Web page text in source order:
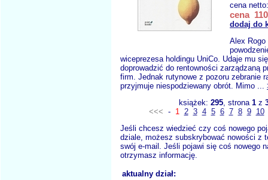
cena
cena
dodaj do
Alex Rogo
wiceprezesa holdingu UniCo. Udaje mu
doprowadzić do rentowności zarządzaną
firm. Jednak rutynowe z pozoru zebranie
przyjmuje niespodziewany obrót. Mimo ...
książek: 295, strona 1z
<<< - 1 2 3 4 5 6 7 8 9
10
Jeśli chcesz wiedzieć czy coś nowego
dziale, możesz subskrybować nowości z
swój e-mail. Jeśli pojawi się coś nowego
otrzymasz informację.
aktualny dział: